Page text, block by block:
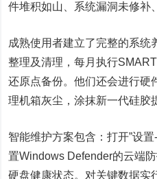
件堆积如山、系统漏洞未修补
成熟使用者建立了完整的系统
整理及清理，每月执行
还原点备份。他们还会进行硬
理机箱灰尘，涂抹新一代硅胶
智能维护方案包含：打开”设
置Windows Defender的云端
硬盘健康状态。对关键数据实